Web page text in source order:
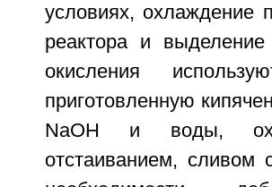
условиях, охлаждение
реактора и
окисления
приготовленную
NaOH и воды,
отстаиванием,